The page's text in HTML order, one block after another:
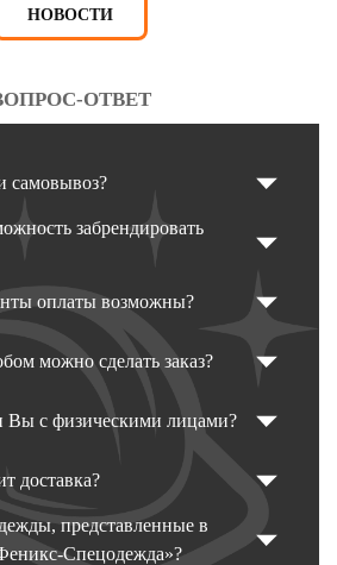
НОВОСТИ
ОТВЕТ
самовывоз?
забрендировать
оплаты возможны?
можно сделать заказ?
Вы с физическими лицами?
доставка?
представленные в
Спецодежда»?